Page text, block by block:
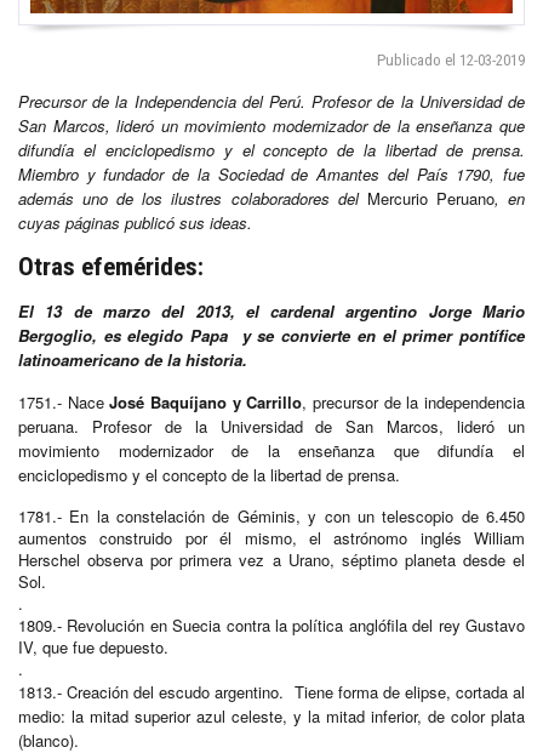
Publicado el 12-03-2019
Precursor de la Independencia del Perú. Profesor de la Universidad de
San Marcos, lideró un movimiento modernizador de la enseñanza que
difundía el enciclopedismo y el concepto de la libertad de prensa.
Miembro y fundador de la Sociedad de Amantes del País 1790, fue
además uno de los ilustres colaboradores del Mercurio Peruano, en
cuyas páginas publicó sus ideas.
Otras efemérides:
El 13 de marzo del 2013, el cardenal argentino Jorge Mario
Bergoglio, es elegido Papa y se convierte en el primer pontífice
latinoamericano de la historia.
1751.- NaceJosé Baquíjano y Carrillo, precursor de la independencia
peruana. Profesor de la Universidad de San Marcos, lideró un
movimiento modernizador de la enseñanza que difundía el
enciclopedismo y el concepto de la libertad de prensa.
1781.- En la constelación de Géminis, y con un telescopio de 6.450
aumentos construido por él mismo, el astrónomo inglés William
Herschel observa por primera vez a Urano, séptimo planeta desde el
Sol.
.
1809.- Revolución en Suecia contra la política anglófila del rey Gustavo
IV, que fue depuesto.
.
1813.- Creación del escudo argentino. Tiene forma de elipse, cortada al
medio: la mitad superior azul celeste, y la mitad inferior, de color plata
(blanco).